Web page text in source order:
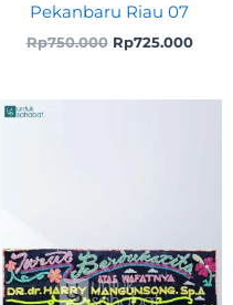
Pekanbaru Riau 07
Rp750.000 Rp725.000